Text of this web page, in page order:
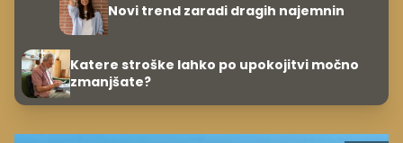
Novi trend zaradi dragih najemnin
Katere stroške lahko po upokojitvi močno
zmanjšate?